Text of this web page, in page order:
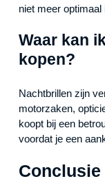
niet meer
Waar kan
kopen?
Nachtbrillen zijn
motorzaken,
koopt bij een
voordat je een
Conclusie